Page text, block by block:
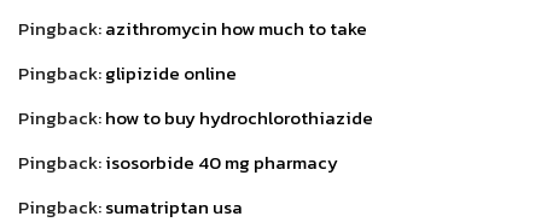
Pingback:azithromycin how much to take
Pingback:glipizide online
Pingback:how to buy hydrochlorothiazide
Pingback:isosorbide 40 mg pharmacy
Pingback:sumatriptan usa